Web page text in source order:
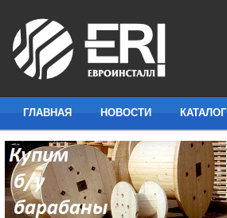
ГЛАВНАЯ НОВОСТИ КАТАЛОГ